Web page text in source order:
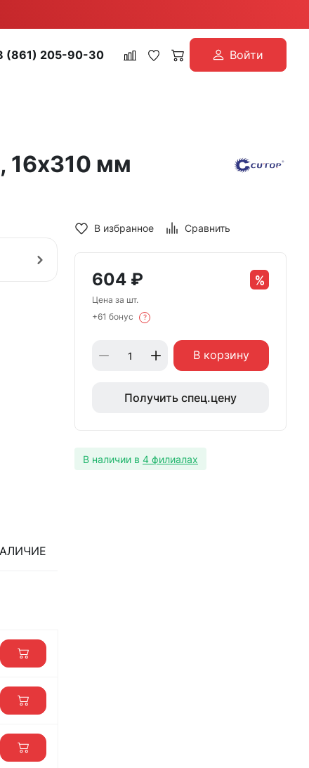
(861) 205-90-30 Войти
16х310 мм
В избранное Сравнить
604 ₽
Цена за шт.
+61 бонус
?
В корзину
Получить спец.цену
В наличии в 4 филиалах